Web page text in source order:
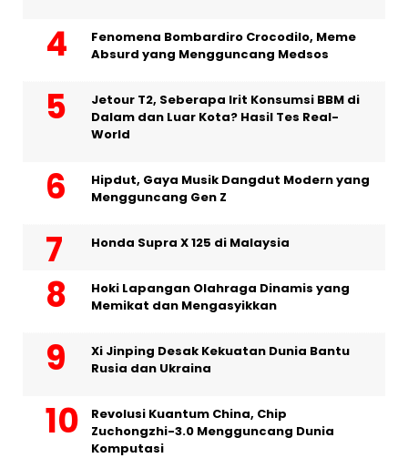
Fenomena Bombardiro Crocodilo, Meme
Absurd yang Mengguncang Medsos
Jetour T2, Seberapa Irit Konsumsi BBM di
Dalam dan Luar Kota? Hasil Tes Real-
World
Hipdut, Gaya Musik Dangdut Modern yang
Mengguncang Gen Z
Honda Supra X 125 di Malaysia
Hoki Lapangan Olahraga Dinamis yang
Memikat dan Mengasyikkan
Xi Jinping Desak Kekuatan Dunia Bantu
Rusia dan Ukraina
Revolusi Kuantum China, Chip
Zuchongzhi-3.0 Mengguncang Dunia
Komputasi